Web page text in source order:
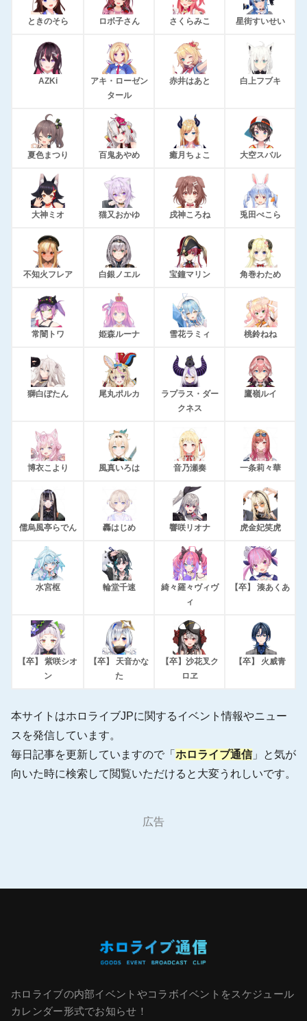
ときのそら ロボ子さん さくらみこ 星街すいせい
AZKi
アキ・ローゼン
タール
赤井はあと 白上フブキ
夏色まつり 百鬼あやめ 癒月ちょこ 大空スバル
大神ミオ 猫又おかゆ 戌神ころね 兎田ぺこら
不知火フレア 白銀ノエル 宝鐘マリン 角巻わため
常闇トワ 姫森ルーナ 雪花ラミィ 桃鈴ねね
獅白ぼたん 尾丸ポルカ
ラプラス・ダー
クネス
鷹嶺ルイ
博衣こより 風真いろは 音乃瀬奏 一条莉々華
儒烏風亭らでん 轟はじめ 響咲リオナ 虎金妃笑虎
水宮枢 輪堂千速
綺々羅々ヴィヴ
ィ
【卒】 湊あくあ
【卒】 紫咲シオ
ン
【卒】 天音かな
た
【卒】沙花叉ク
ロヱ
【卒】 火威青
本サイトはホロライブJPに関するイベント情報やニュー
スを発信しています。
毎日記事を更新していますので「 ホロライブ通信 」と気が
向いた時に検索して閲覧いただけると大変うれしいです。
広告
ホロライブの内部イベントやコラボイベントをスケジュール
カレンダー形式でお知らせ！